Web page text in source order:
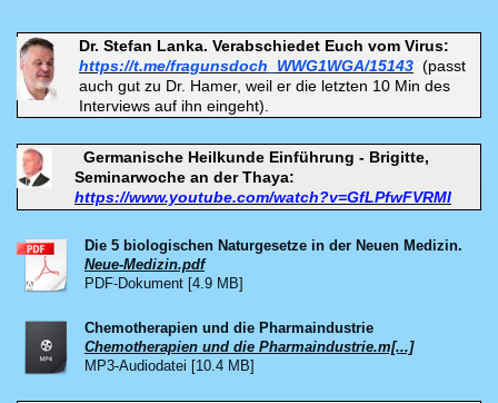
Dr. Stefan Lanka. Verabschiedet Euch vom Virus:
https://t.me/fragunsdoch_WWG1WGA/15143 (passt
auch gut zu Dr. Hamer, weil er die letzten 10 Min des
Interviews auf ihn eingeht).
Germanische Heilkunde Einführung - Brigitte,
Seminarwoche an der Thaya:
https://www.youtube.com/watch?v=GfLPfwFVRMI
Die 5 biologischen Naturgesetze in der Neuen Medizin.
Neue-Medizin.pdf
PDF-Dokument [4.9 MB]
Chemotherapien und die Pharmaindustrie
Chemotherapien und die Pharmaindustrie.m[...]
MP3-Audiodatei [10.4 MB]